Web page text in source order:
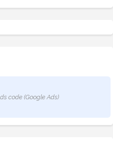
code (Google Ads)